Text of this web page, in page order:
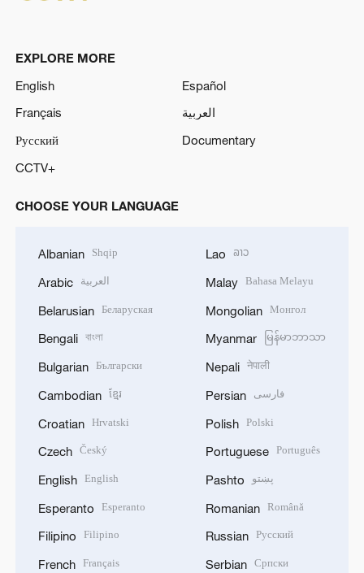
EXPLORE MORE
English
Español
Français
العربية
Русский
Documentary
CCTV+
CHOOSE YOUR LANGUAGE
Albanian Shqip
Arabic العربية
Belarusian Беларуская
Bengali বাংলা
Bulgarian Български
Cambodian ខ្មែរ
Croatian Hrvatski
Czech Český
English English
Esperanto Esperanto
Filipino Filipino
French Français
Lao ລາວ
Malay Bahasa Melayu
Mongolian Монгол
Myanmar မြန်မာဘာသာ
Nepali नेपाली
Persian فارسی
Polish Polski
Portuguese Português
Pashto پښتو
Romanian Română
Russian Русский
Serbian Српски